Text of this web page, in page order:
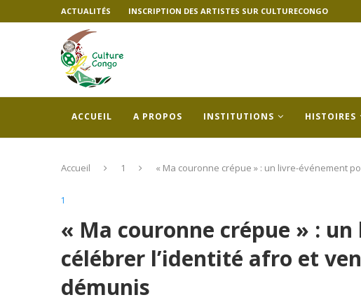
ACTUALITÉS INSCRIPTION DES ARTISTES SUR CULTURECONGO
ACCUEIL A PROPOS INSTITUTIONS HISTOIRES
Accueil 1 « Ma couronne crépue » : un livre-événement
1
« Ma couronne crépue » :
célébrer l’identité afro et
démunis